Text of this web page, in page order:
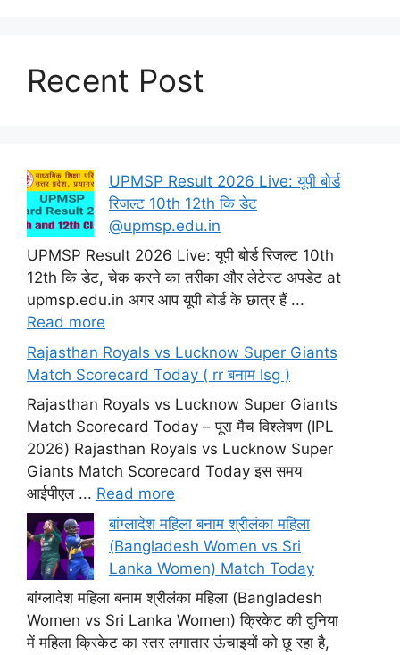
Recent Post
UPMSP Result 2026 Live: यूपी बोर्ड
रिजल्ट 10th 12th कि डेट
@upmsp.edu.in
UPMSP Result 2026 Live: यूपी बोर्ड रिजल्ट 10th
12th कि डेट, चेक करने का तरीका और लेटेस्ट अपडेट at
upmsp.edu.in अगर आप यूपी बोर्ड के छात्र हैं ...
Read more
Rajasthan Royals vs Lucknow Super Giants
Match Scorecard Today ( rr बनाम lsg )
Rajasthan Royals vs Lucknow Super Giants
Match Scorecard Today – पूरा मैच विश्लेषण (IPL
2026) Rajasthan Royals vs Lucknow Super
Giants Match Scorecard Today इस समय
आईपीएल ... Read more
बांग्लादेश महिला बनाम श्रीलंका महिला
(Bangladesh Women vs Sri
Lanka Women) Match Today
बांग्लादेश महिला बनाम श्रीलंका महिला (Bangladesh
Women vs Sri Lanka Women) क्रिकेट की दुनिया
में महिला क्रिकेट का स्तर लगातार ऊंचाइयों को छू रहा है,